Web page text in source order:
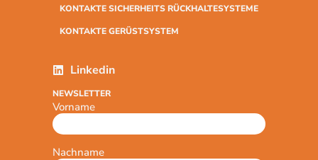
KONTAKTE SICHERHEITS RÜCKHALTESYSTEME
KONTAKTE GERÜSTSYSTEM
Linkedin
NEWSLETTER
Vorname
Nachname